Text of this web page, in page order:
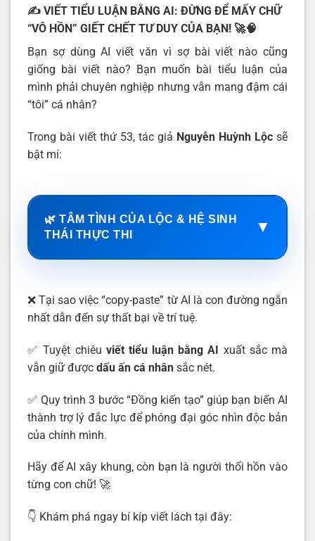
✍️ VIẾT TIỂU LUẬN BẰNG AI: ĐỪNG ĐỂ MẤY CHỮ
“VÔ HỒN” GIẾT CHẾT TƯ DUY CỦA BẠN! 🚀🧠
Bạn sợ dùng AI viết văn vì sợ bài viết nào cũng
giống bài viết nào? Bạn muốn bài tiểu luận của
mình phải chuyên nghiệp nhưng vẫn mang đậm cái
“tôi” cá nhân?
Trong bài viết thứ 53, tác giả Nguyễn Huỳnh Lộc sẽ
bật mí:
🌿 TÂM TÌNH CỦA LỘC & HỆ SINH
THÁI THỰC THI
▼
❌ Tại sao việc “copy-paste” từ AI là con đường ngắn
nhất dẫn đến sự thất bại về trí tuệ.
✅ Tuyệt chiêu viết tiểu luận bằng AI xuất sắc mà
vẫn giữ được dấu ấn cá nhân sắc nét.
✅ Quy trình 3 bước “Đồng kiến tạo” giúp bạn biến AI
thành trợ lý đắc lực để phóng đại góc nhìn độc bản
của chính mình.
Hãy để AI xây khung, còn bạn là người thổi hồn vào
từng con chữ! 🚀
👇 Khám phá ngay bí kíp viết lách tại đây: